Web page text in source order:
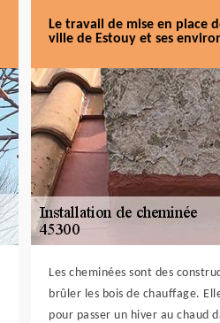
Le travail de mise en place
ville de Estouy et ses
Les cheminées sont des
brûler les bois de chauffage.
pour passer un hiver au chaud